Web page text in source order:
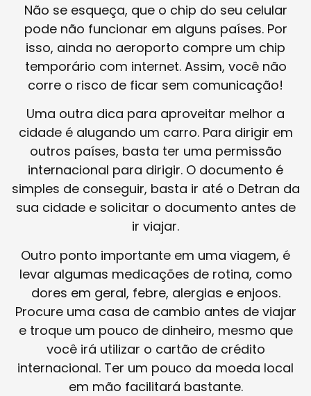
Não se esqueça, que o chip do seu celular
pode não funcionar em alguns países. Por
isso, ainda no aeroporto compre um chip
temporário com internet. Assim, você não
corre o risco de ficar sem comunicação!
Uma outra dica para aproveitar melhor a
cidade é alugando um carro. Para dirigir em
outros países, basta ter uma permissão
internacional para dirigir. O documento é
simples de conseguir, basta ir até o Detran da
sua cidade e solicitar o documento antes de
ir viajar.
Outro ponto importante em uma viagem, é
levar algumas medicações de rotina, como
dores em geral, febre, alergias e enjoos.
Procure uma casa de cambio antes de viajar
e troque um pouco de dinheiro, mesmo que
você irá utilizar o cartão de crédito
internacional. Ter um pouco da moeda local
em mão facilitará bastante.